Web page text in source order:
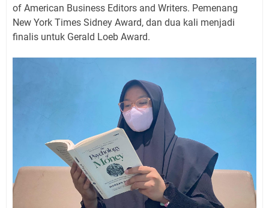
of American Business Editors and Writers. Pemenang
New York Times Sidney Award, dan dua kali menjadi
finalis untuk Gerald Loeb Award.